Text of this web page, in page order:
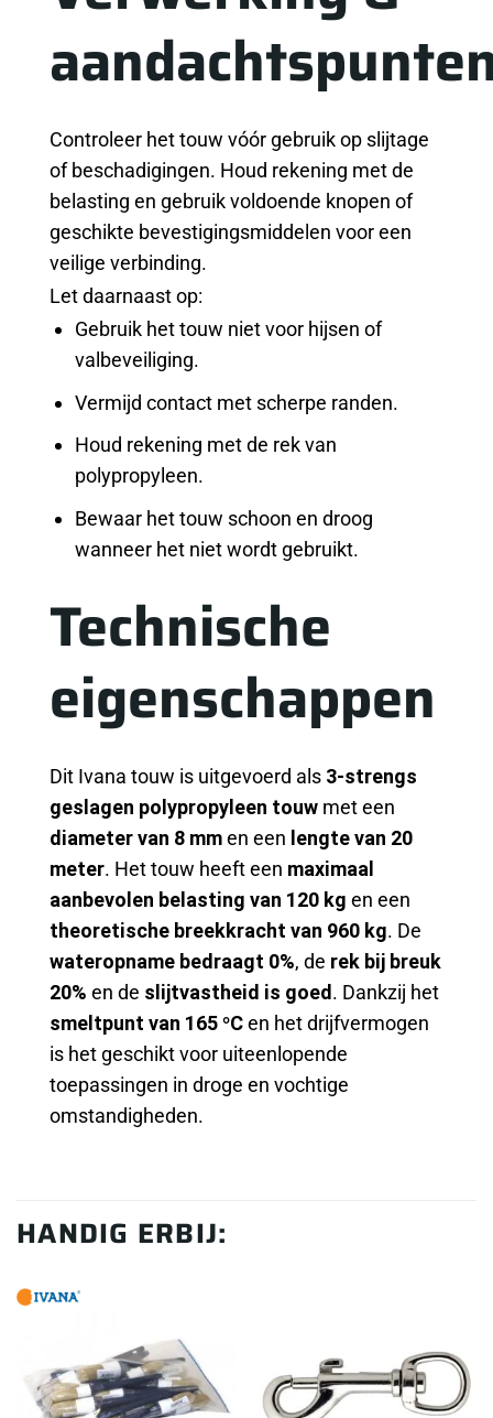
Controleer het touw vóór gebruik op slijtage
of beschadigingen. Houd rekening met de
belasting en gebruik voldoende knopen of
geschikte bevestigingsmiddelen voor een
veilige verbinding.
Let daarnaast op:
Gebruik het touw niet voor hijsen of
valbeveiliging.
Vermijd contact met scherpe randen.
Houd rekening met de rek van
polypropyleen.
Bewaar het touw schoon en droog
wanneer het niet wordt gebruikt.
Technische
eigenschappen
Dit Ivana touw is uitgevoerd als 3-strengs
geslagen polypropyleen touw met een
diameter van 8 mmen een lengte van 20
meter. Het touw heeft een maximaal
aanbevolen belasting van 120 kg en een
theoretische breekkracht van 960 kg. De
wateropname bedraagt 0%, de rek bij breuk
20% en de slijtvastheid is goed. Dankzij het
smeltpunt van 165 °Cen het drijfvermogen
is het geschikt voor uiteenlopende
toepassingen in droge en vochtige
omstandigheden.
HANDIG ERBIJ: